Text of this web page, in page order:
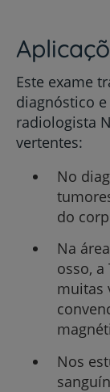
Este exame
diagnóstico
radiologista
vertentes:
No
do
Na
osso,
muitas
Nos